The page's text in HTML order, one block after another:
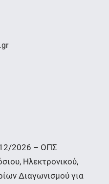
2026 – ΟΠΣ
Ηλεκτρονικού,
Διαγωνισμού για